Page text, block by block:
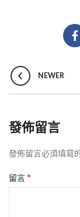
NEWER
發佈留言
發佈留言必須填寫
留言*